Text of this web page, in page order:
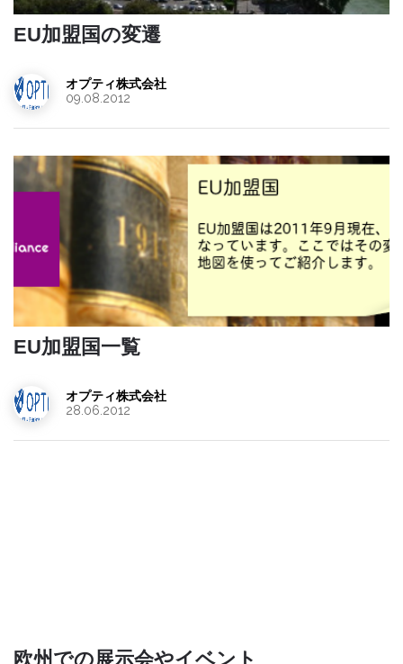
EU加盟国の変遷
オプティ株式会社
09.08.2012
EU加盟国一覧
オプティ株式会社
28.06.2012
欧州での展示会やイベント